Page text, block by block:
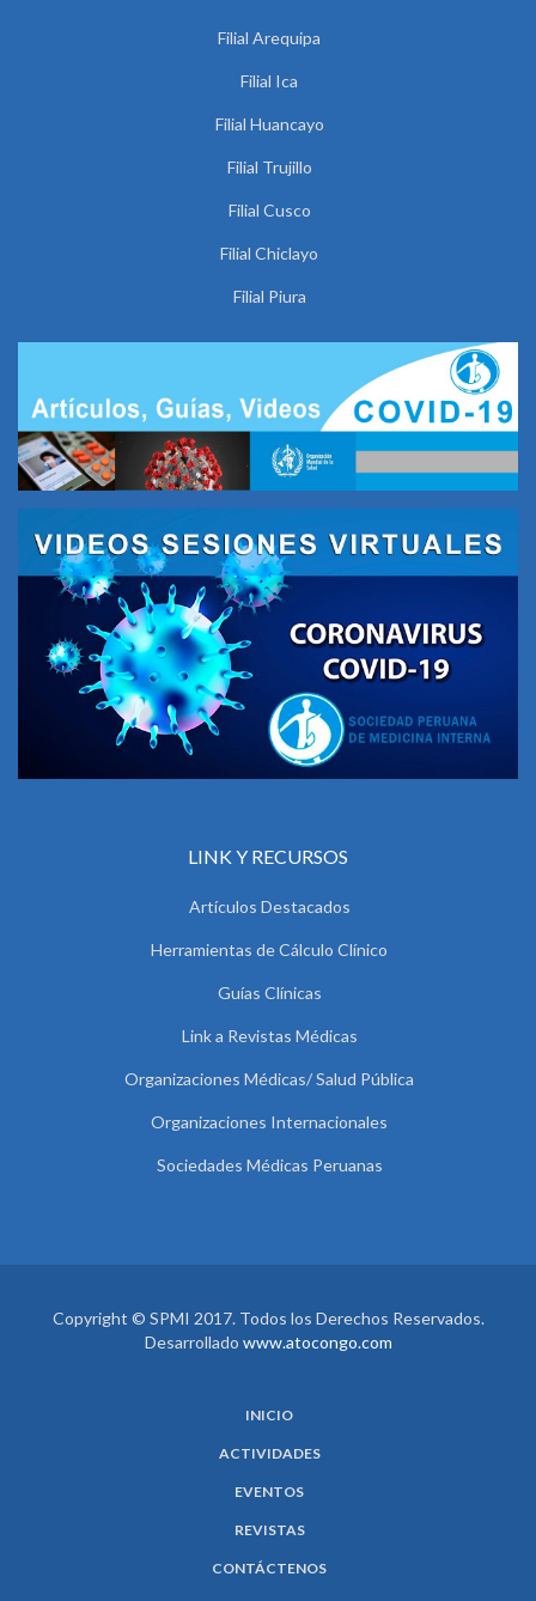
Filial Arequipa
Filial Ica
Filial Huancayo
Filial Trujillo
Filial Cusco
Filial Chiclayo
Filial Piura
LINK Y RECURSOS
Artículos Destacados
Herramientas de Cálculo Clínico
Guías Clínicas
Link a Revistas Médicas
Organizaciones Médicas/ Salud Pública
Organizaciones Internacionales
Sociedades Médicas Peruanas
Copyright © SPMI 2017. Todos los Derechos Reservados.
Desarrollado www.atocongo.com
INICIO
ACTIVIDADES
EVENTOS
REVISTAS
CONTÁCTENOS